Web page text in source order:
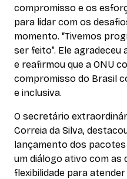
compromisso e os
para lidar com os
momento. “Tivemos
ser feito”. Ele
e reafirmou que a ONU
compromisso do Brasil
e inclusiva.
O secretário
Correia da Silva,
lançamento dos
um diálogo ativo com as
flexibilidade para